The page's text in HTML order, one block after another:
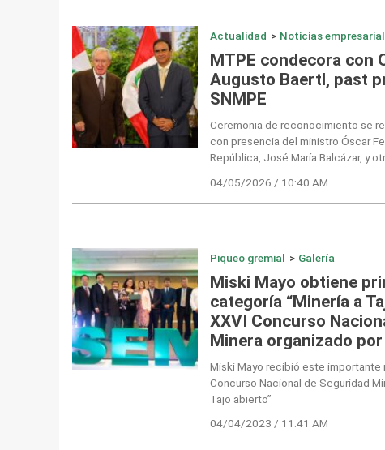
Actualidad > Noticias
MTPE condecora con
Augusto Baertl, past
SNMPE
Ceremonia de reconocimiento se
con presencia del ministro Óscar
República, José María Balcázar, y
04/05/2026 / 10:40 AM
Piqueo gremial > Galería
Miski Mayo obtiene
categoría “Minería a
XXVI Concurso
Minera organizado por
Miski Mayo recibió este
Concurso Nacional de Seguridad
Tajo abierto”
04/04/2023 / 11:41 AM